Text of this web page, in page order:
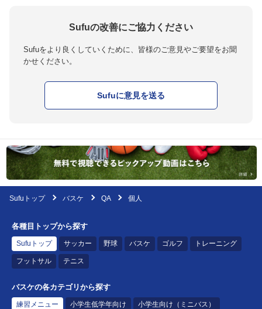
Sufuの改善にご協力ください
Sufuをより良くしていくために、皆様のご意見やご要望をお聞
かせください。
Sufuに意見を送る
Sufuトップ バスケ QA 個人
各種目トップから探す
Sufuトップ サッカー 野球 バスケ ゴルフ トレーニング
フットサル テニス
バスケの各カテゴリから探す
練習メニュー 小学生低学年向け 小学生向け（ミニバス）